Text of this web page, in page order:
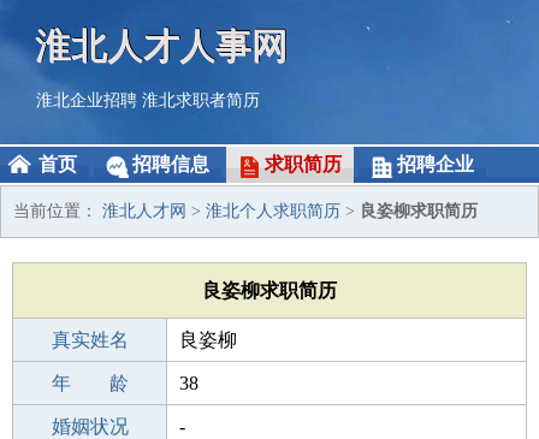
淮北人才人事网
淮北企业招聘 淮北求职者简历
首页 招聘信息 求职简历 招聘企业
当前位置： 淮北人才网 > 淮北个人求职简历 > 良姿柳求职简历
良姿柳求职简历
真实姓名 良姿柳
性 别 女
年 龄 38
出生年月 1988-05-05
婚姻状况 -